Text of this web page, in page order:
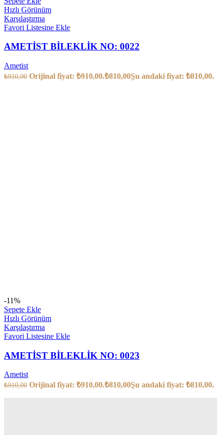
Hızlı Görünüm
Karşılaştırma
Favori Listesine Ekle
AMETİST BİLEKLİK NO: 0022
Ametist
₺910,00 Orijinal fiyat: ₺910,00.₺810,00Şu andaki fiyat: ₺810,00.
-11%
Sepete Ekle
Hızlı Görünüm
Karşılaştırma
Favori Listesine Ekle
AMETİST BİLEKLİK NO: 0023
Ametist
₺910,00 Orijinal fiyat: ₺910,00.₺810,00Şu andaki fiyat: ₺810,00.